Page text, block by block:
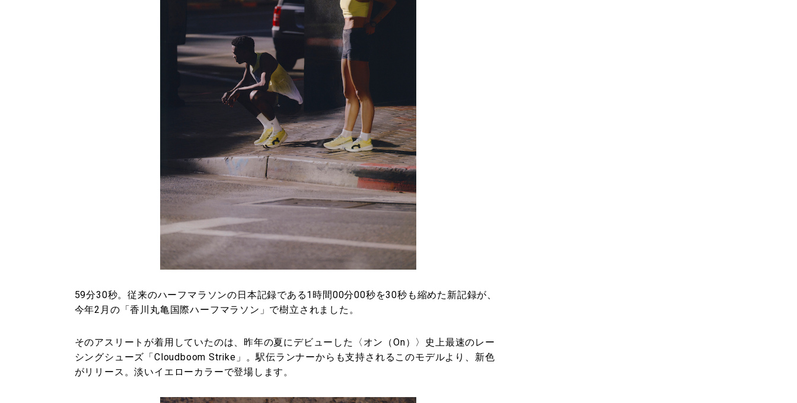
59分30秒。従来のハーフマラソンの日本記録である1時間00分00秒を30秒も縮めた新記録が、
今年2月の「香川丸亀国際ハーフマラソン」で樹立されました。
そのアスリートが着用していたのは、昨年の夏にデビューした〈オン（On）〉史上最速のレー
シングシューズ「Cloudboom Strike」。駅伝ランナーからも支持されるこのモデルより、新色
がリリース。淡いイエローカラーで登場します。